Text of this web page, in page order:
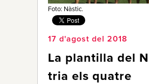
Foto: Nàstic.
17 d'agost del 2018
La plantilla del
tria els quatre